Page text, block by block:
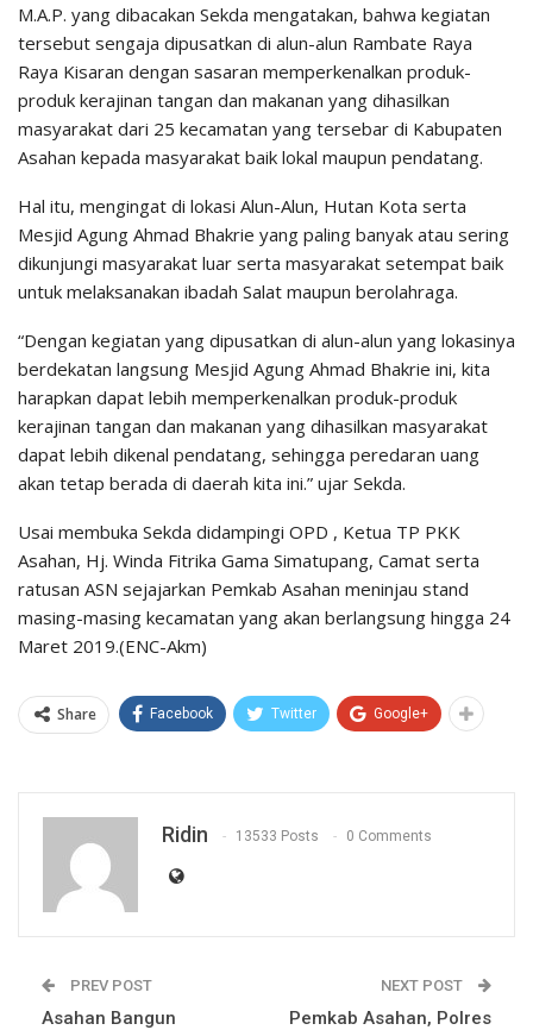
M.A.P. yang dibacakan Sekda mengatakan, bahwa kegiatan
tersebut sengaja dipusatkan di alun-alun Rambate Raya
Raya Kisaran dengan sasaran memperkenalkan produk-
produk kerajinan tangan dan makanan yang dihasilkan
masyarakat dari 25 kecamatan yang tersebar di Kabupaten
Asahan kepada masyarakat baik lokal maupun pendatang.
Hal itu, mengingat di lokasi Alun-Alun, Hutan Kota serta
Mesjid Agung Ahmad Bhakrie yang paling banyak atau sering
dikunjungi masyarakat luar serta masyarakat setempat baik
untuk melaksanakan ibadah Salat maupun berolahraga.
“Dengan kegiatan yang dipusatkan di alun-alun yang lokasinya
berdekatan langsung Mesjid Agung Ahmad Bhakrie ini, kita
harapkan dapat lebih memperkenalkan produk-produk
kerajinan tangan dan makanan yang dihasilkan masyarakat
dapat lebih dikenal pendatang, sehingga peredaran uang
akan tetap berada di daerah kita ini.” ujar Sekda.
Usai membuka Sekda didampingi OPD , Ketua TP PKK
Asahan, Hj. Winda Fitrika Gama Simatupang, Camat serta
ratusan ASN sejajarkan Pemkab Asahan meninjau stand
masing-masing kecamatan yang akan berlangsung hingga 24
Maret 2019.(ENC-Akm)
Share Facebook Twitter Google+
Ridin 13533 Posts 0 Comments
PREV POST
Asahan Bangun
NEXT POST
Pemkab Asahan, Polres